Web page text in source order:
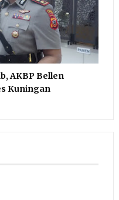
AKBP Bellen
Kuningan